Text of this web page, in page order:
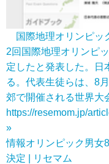
国際地理オリンピッ
2回国際地理オリンピ
定したと発表した。日
る。代表生徒らは、8
郊で開催される世界大
https://resemom.jp/
»
情報オリンピック男女
決定 | リセマム